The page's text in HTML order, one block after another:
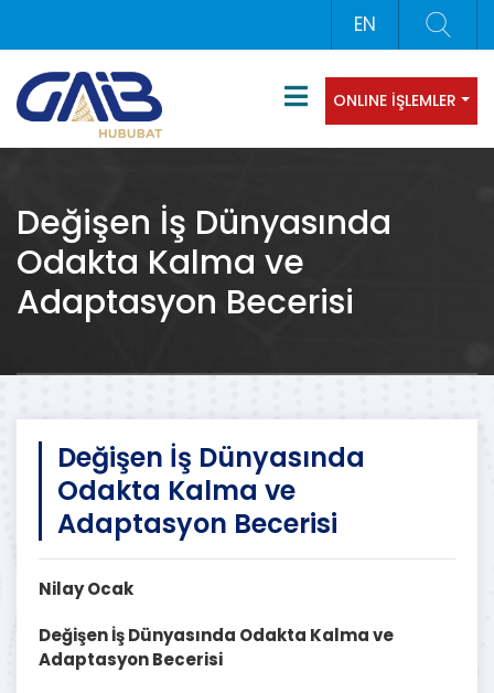
EN
ONLINE İŞLEMLER
Değişen İş Dünyasında
Odakta Kalma ve
Adaptasyon Becerisi
Değişen İş Dünyasında
Odakta Kalma ve
Adaptasyon Becerisi
Nilay Ocak
Değişen İş Dünyasında Odakta Kalma ve
Adaptasyon Becerisi